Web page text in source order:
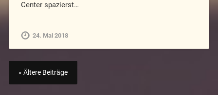
Center spazierst…
24. Mai 2018
« Ältere Beiträge